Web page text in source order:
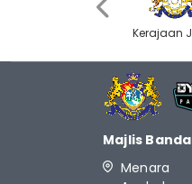
Kerajaan
Majlis
Menara